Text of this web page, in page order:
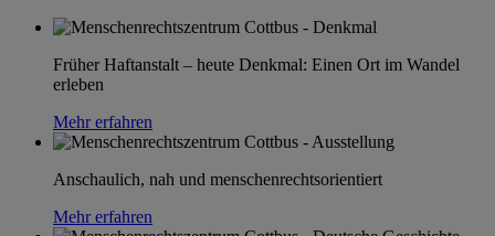
Früher Haftanstalt – heute Denkmal: Einen Ort im Wandel
erleben
Mehr erfahren
Anschaulich, nah und menschenrechtsorientiert
Mehr erfahren